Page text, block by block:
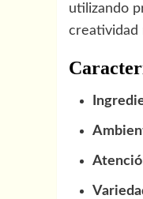
utilizando
creatividad